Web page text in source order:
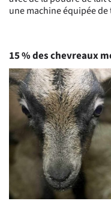
une machine équipée
15 % des chevreaux